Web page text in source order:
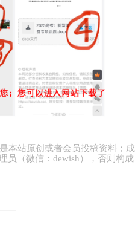
本站原创或者会员投稿资料；成
员（微信： dewish ），否则构成